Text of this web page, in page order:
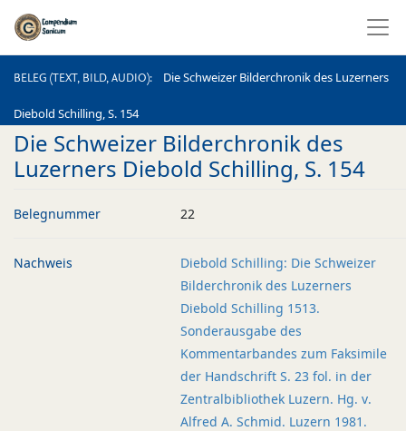
BELEG (TEXT, BILD, AUDIO) Die Schweizer Bilderchronik des Luzerners
Diebold Schilling, S. 154
BELEG (TEXT, BILD, AUDIO)
Die Schweizer Bilderchronik des
Luzerners Diebold Schilling, S. 154
Belegnummer 22
Nachweis
Diebold Schilling: Die Schweizer
Bilderchronik des Luzerners
Diebold Schilling 1513.
Sonderausgabe des
Kommentarbandes zum Faksimile
der Handschrift S. 23 fol. in der
Zentralbibliothek Luzern. Hg. v.
Alfred A. Schmid. Luzern 1981.